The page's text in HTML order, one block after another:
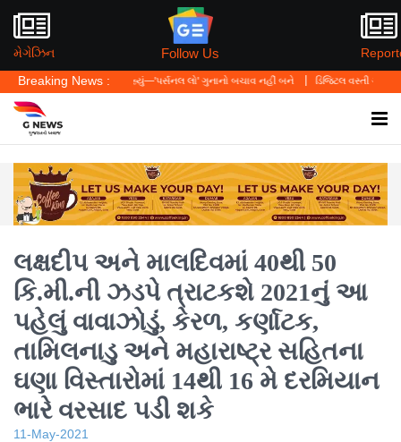
મેગેઝિન Follow Us
Breaking News :
હાઈકોર્ટે કહ્યું—'પર્સનલ લો' ગુનાનો બચાવ નહીં બને ડિજિટલ વસ્તી ગણતરી 2026-27નો
લક્ષદીપ અને માલદિવમાં 40થી 50
કિ.મી.ની ઝડપે ત્રાટકશે 2021નું આ
પહેલું વાવાઝોડું, કેરળ, કર્ણાટક,
તામિલનાડુ અને મહારાષ્ટ્ર સહિતના
ઘણા વિસ્તારોમાં 14થી 16 મે દરમિયાન
ભારે વરસાદ પડી શકે
11-May-2021